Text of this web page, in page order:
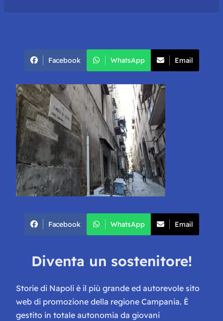
Facebook WhatsApp Email
Facebook WhatsApp Email
Diventa un sostenitore!
Storie di Napoli è il più grande ed autorevole sito
web di promozione della regione Campania. È
gestito in totale autonomia da giovani